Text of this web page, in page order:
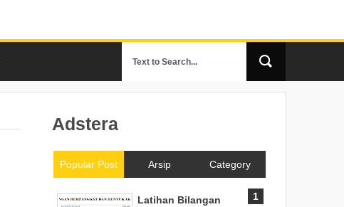
Adstera
Popular Post Arsip Category
Latihan Bilangan